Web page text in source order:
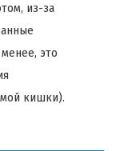
из-за
это
кишки).